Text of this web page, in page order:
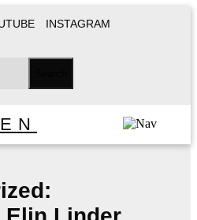
INSTAGRAM